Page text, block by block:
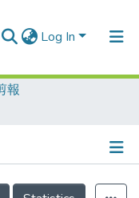
Log In
報